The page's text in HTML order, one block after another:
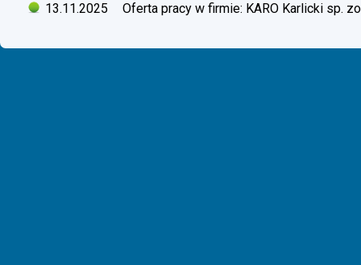
13.11.2025
Oferta pracy w firmie: KARO Karlicki sp.